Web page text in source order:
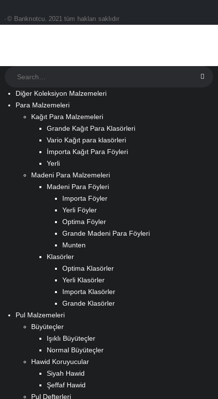
© Banknotcu. 2021 tüm hakları saklıdır
Diğer Koleksiyon Malzemeleri
Para Malzemeleri
Kağıt Para Malzemeleri
Grande Kağıt Para Klasörleri
Vario Kağıt para klasörleri
İmporta Kağıt Para Föyleri
Yerli
Madeni Para Malzemeleri
Madeni Para Föyleri
Importa Föyler
Yerli Föyler
Optima Föyler
Grande Madeni Para Föyleri
Munten
Klasörler
Optima Klasörler
Yerli Klasörler
Importa Klasörler
Grande Klasörler
Pul Malzemeleri
Büyüteçler
Işıklı Büyüteçler
Normal Büyüteçler
Hawid Koruyucular
Siyah Hawid
Şeffaf Hawid
Pul Defterleri